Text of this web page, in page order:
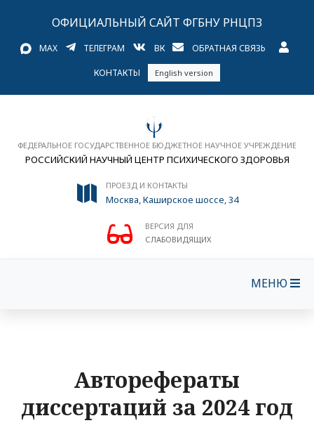
ОФИЦИАЛЬНЫЙ САЙТ ФГБНУ РНЦПЗ
MAX ТЕЛЕГРАМ ВК ОБРАТНАЯ СВЯЗЬ
КОНТАКТЫ English version
ФЕДЕРАЛЬНОЕ ГОСУДАРСТВЕННОЕ БЮДЖЕТНОЕ НАУЧНОЕ УЧРЕЖДЕНИЕ
РОССИЙСКИЙ НАУЧНЫЙ ЦЕНТР ПСИХИЧЕСКОГО ЗДОРОВЬЯ
ПРОЕЗД И КОНТАКТЫ
Москва, Каширское шоссе, 34
ВЕРСИЯ ДЛЯ
СЛАБОВИДЯЩИХ
МЕНЮ
Авторефераты
диссертаций за 2024 год